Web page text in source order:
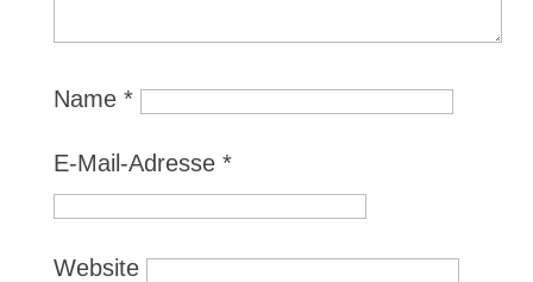
Name *
E-Mail-Adresse *
Website